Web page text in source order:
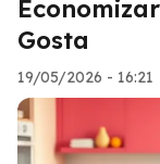
Gosta
19/05/2026 - 16:21